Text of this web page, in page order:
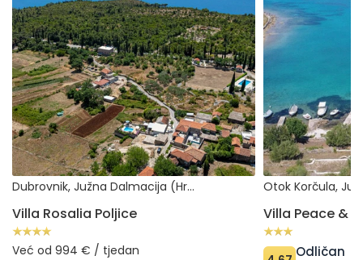
Dubrovnik, Južna Dalmacija (Hrvatska)
Villa Rosalia Poljice
Već od 994 € / tjedan
Villa Peace &
Odličan